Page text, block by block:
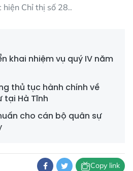
hiện Chỉ thị số 28..
khai nhiệm vụ quý IV năm
thủ tục hành chính về
tại Hà Tĩnh
cho cán bộ quân sự
Copy link